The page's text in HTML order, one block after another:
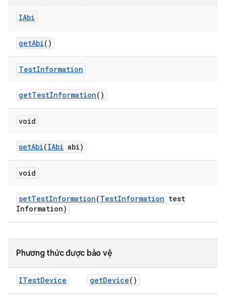
IAbi
getAbi()
TestInformation
getTestInformation()
void
setAbi(IAbi abi)
void
setTestInformation(TestInformation test
Information)
Phương thức được bảo vệ
ITestDevice getDevice()